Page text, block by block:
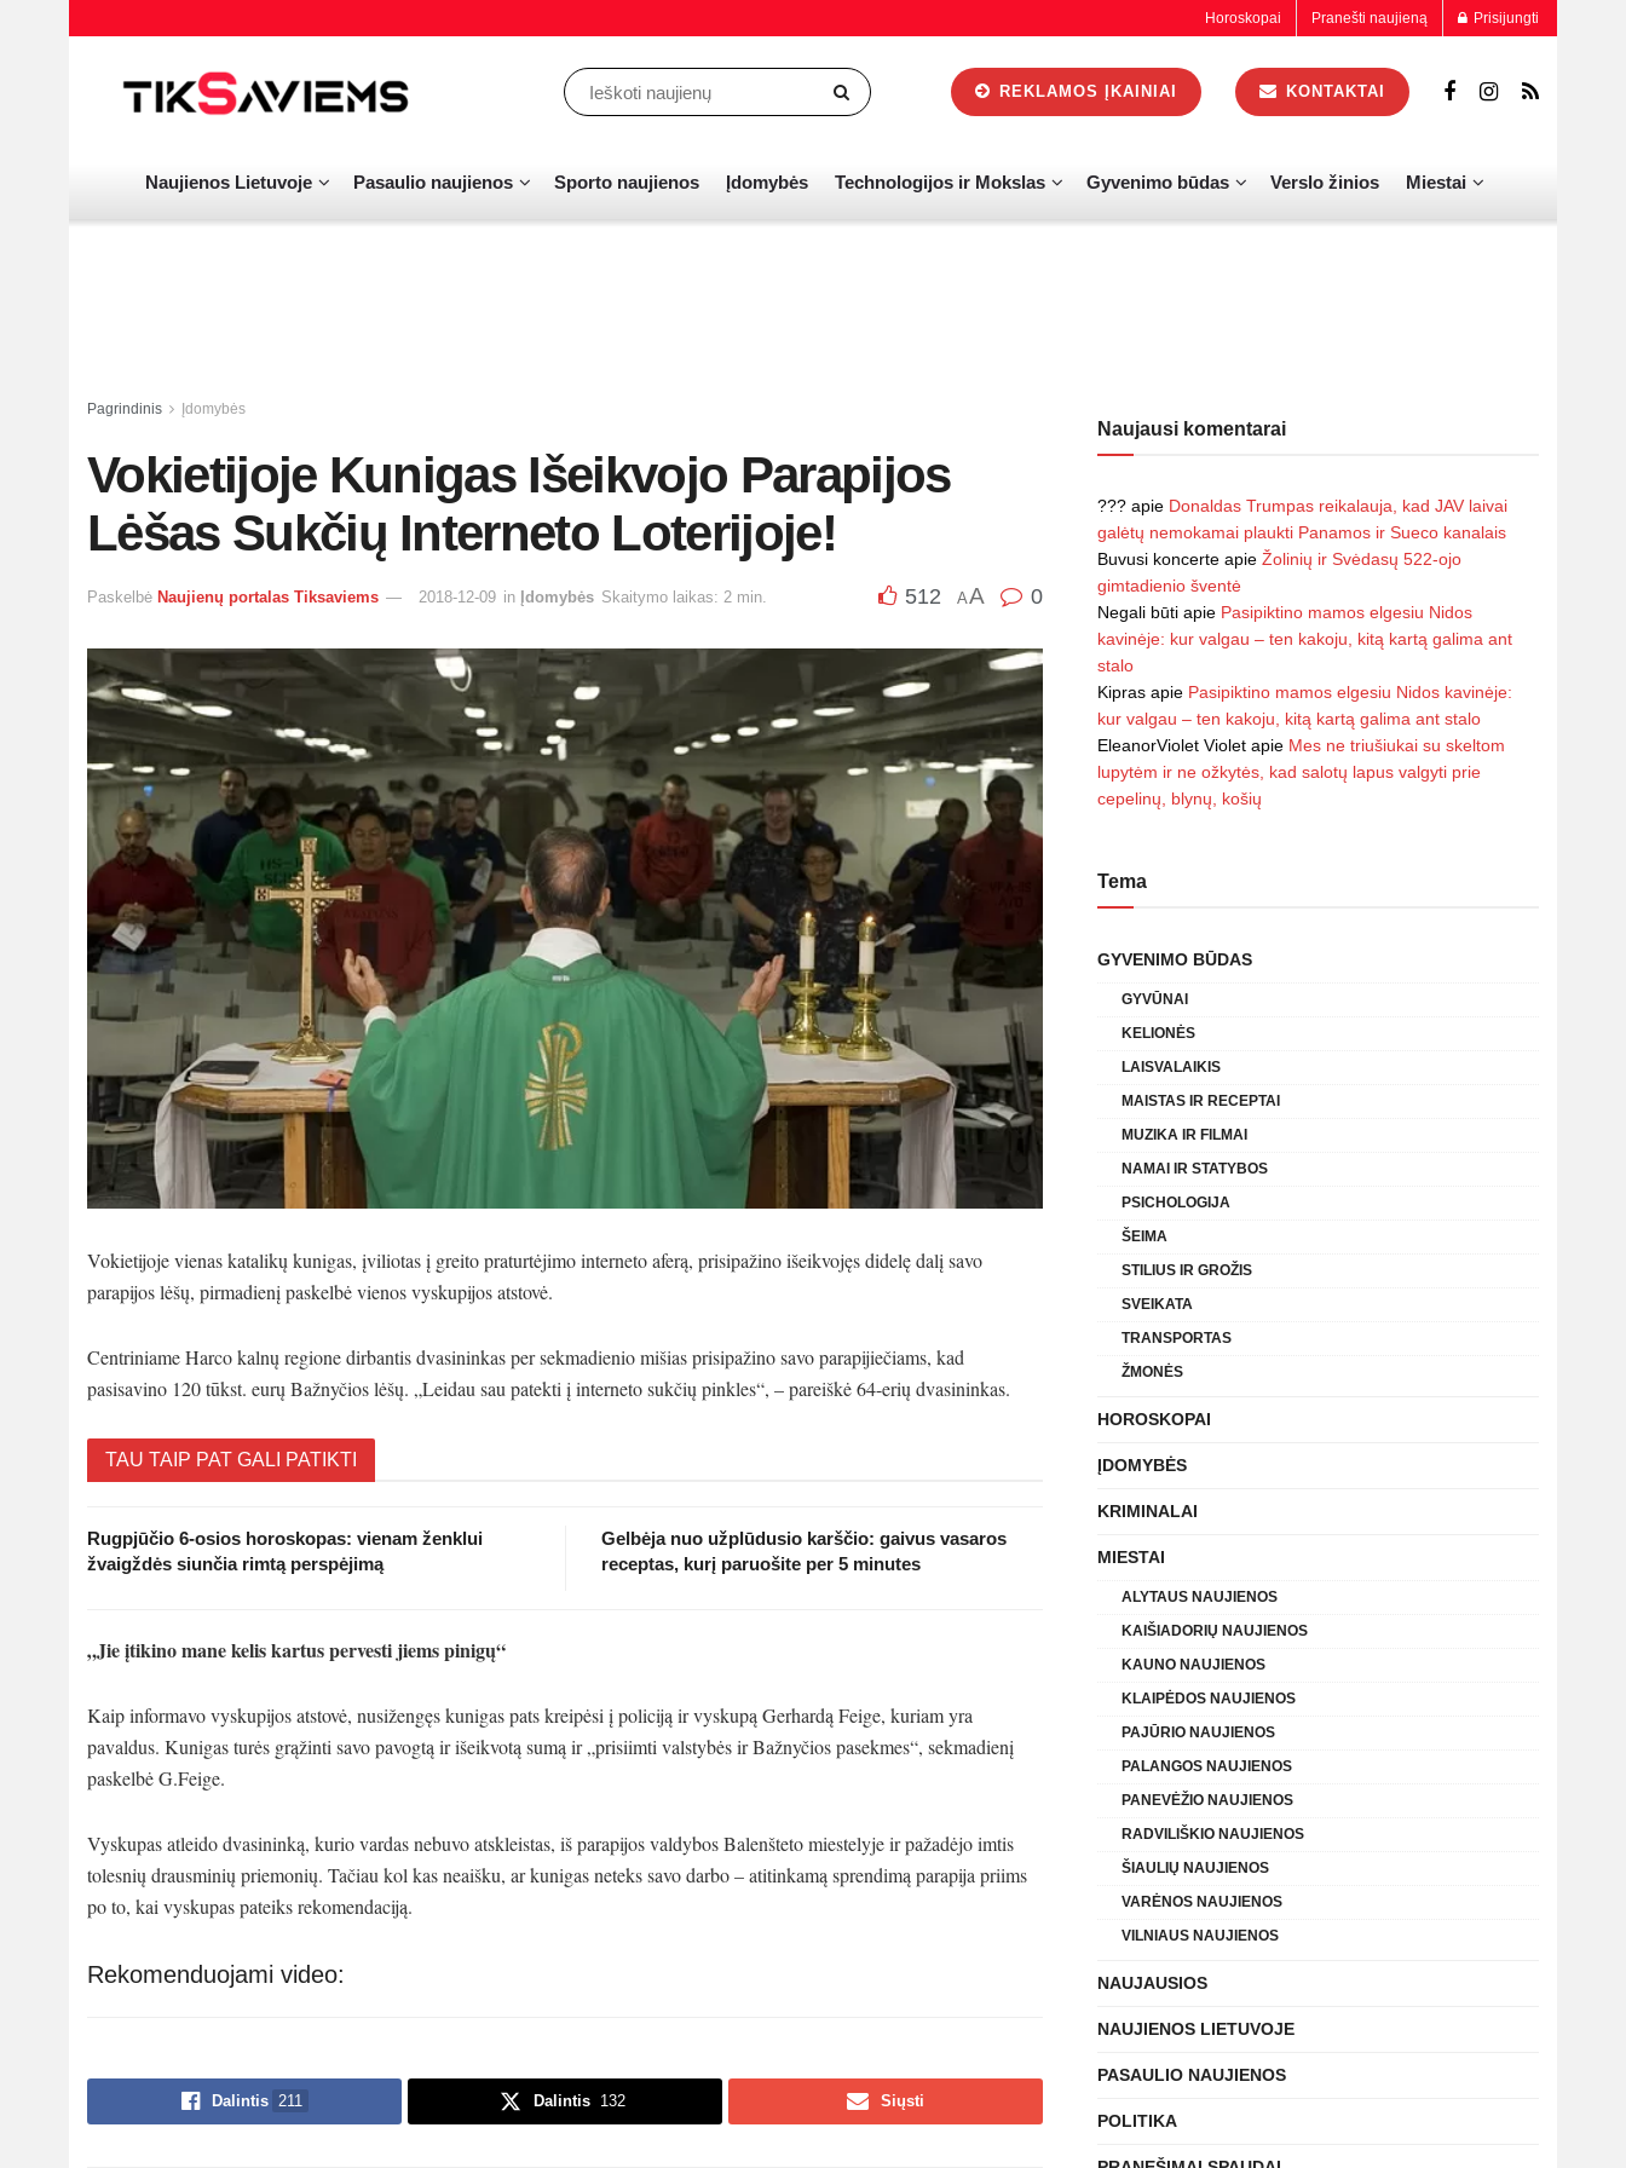
Horoskopai Pranešti naujieną Prisijungti
REKLAMOS ĮKAINIAI KONTAKTAI
Naujienos Lietuvoje Pasaulio naujienos Sporto naujienos Įdomybės Technologijos ir Mokslas Gyvenimo būdas Verslo žinios Miestai
Pagrindinis Įdomybės
Vokietijoje Kunigas Išeikvojo Parapijos
Lėšas Sukčių Interneto Loterijoje!
Paskelbė Naujienų portalas Tiksaviems 2018-12-09 in Įdomybės Skaitymo laikas: 2 min. 512 AA 0
Vokietijoje vienas katalikų kunigas, įviliotas į greito praturtėjimo interneto aferą, prisipažino išeikvojęs didelę dalį savo
parapijos lėšų, pirmadienį paskelbė vienos vyskupijos atstovė.
Centriniame Harco kalnų regione dirbantis dvasininkas per sekmadienio mišias prisipažino savo parapijiečiams, kad
pasisavino 120 tūkst. eurų Bažnyčios lėšų. „Leidau sau patekti į interneto sukčių pinkles“, – pareiškė 64-erių dvasininkas.
TAU TAIP PAT GALI PATIKTI
Rugpjūčio 6-osios horoskopas: vienam ženklui
žvaigždės siunčia rimtą perspėjimą
Gelbėja nuo užplūdusio karščio: gaivus vasaros
receptas, kurį paruošite per 5 minutes
„Jie įtikino mane kelis kartus pervesti jiems pinigų“
Kaip informavo vyskupijos atstovė, nusižengęs kunigas pats kreipėsi į policiją ir vyskupą Gerhardą Feige, kuriam yra
pavaldus. Kunigas turės grąžinti savo pavogtą ir išeikvotą sumą ir „prisiimti valstybės ir Bažnyčios pasekmes“, sekmadienį
paskelbė G.Feige.
Vyskupas atleido dvasininką, kurio vardas nebuvo atskleistas, iš parapijos valdybos Balenšteto miestelyje ir pažadėjo imtis
tolesnių drausminių priemonių. Tačiau kol kas neaišku, ar kunigas neteks savo darbo – atitinkamą sprendimą parapija priims
po to, kai vyskupas pateiks rekomendaciją.
Rekomenduojami video:
Dalintis 211 Dalintis 132 Siųsti
Naujausi komentarai
??? apie Donaldas Trumpas reikalauja, kad JAV laivai
galėtų nemokamai plaukti Panamos ir Sueco kanalais
Buvusi koncerte apie Žolinių ir Svėdasų 522-ojo
gimtadienio šventė
Negali būti apie Pasipiktino mamos elgesiu Nidos
kavinėje: kur valgau – ten kakoju, kitą kartą galima ant
stalo
Kipras apie Pasipiktino mamos elgesiu Nidos kavinėje:
kur valgau – ten kakoju, kitą kartą galima ant stalo
EleanorViolet Violet apie Mes ne triušiukai su skeltom
lupytėm ir ne ožkytės, kad salotų lapus valgyti prie
cepelinų, blynų, košių
Tema
GYVENIMO BŪDAS
GYVŪNAI
KELIONĖS
LAISVALAIKIS
MAISTAS IR RECEPTAI
MUZIKA IR FILMAI
NAMAI IR STATYBOS
PSICHOLOGIJA
ŠEIMA
STILIUS IR GROŽIS
SVEIKATA
TRANSPORTAS
ŽMONĖS
HOROSKOPAI
ĮDOMYBĖS
KRIMINALAI
MIESTAI
ALYTAUS NAUJIENOS
KAIŠIADORIŲ NAUJIENOS
KAUNO NAUJIENOS
KLAIPĖDOS NAUJIENOS
PAJŪRIO NAUJIENOS
PALANGOS NAUJIENOS
PANEVĖŽIO NAUJIENOS
RADVILIŠKIO NAUJIENOS
ŠIAULIŲ NAUJIENOS
VARĖNOS NAUJIENOS
VILNIAUS NAUJIENOS
NAUJAUSIOS
NAUJIENOS LIETUVOJE
PASAULIO NAUJIENOS
POLITIKA